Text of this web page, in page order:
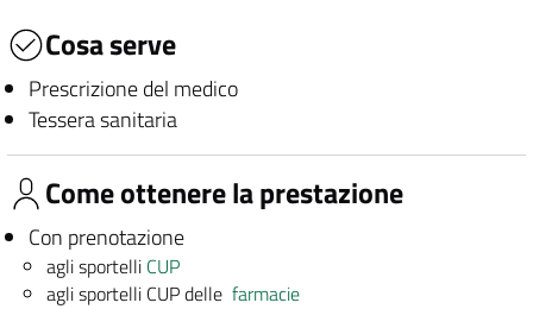
Cosa serve
Prescrizione del medico
Tessera sanitaria
Come ottenere la prestazione
Con prenotazione
agli sportelli CUP
agli sportelli CUP dellefarmacie